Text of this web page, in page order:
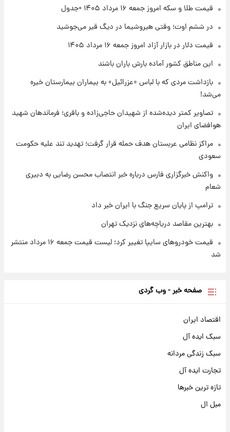
۱ روز پیش
امروز پنجشنبه ۱۵ مرداد ۱۴۰۵ +جدول
قیمت طلا و سکه امروز پنجشنبه ۱۵ مرداد ۱۴۰۵
شارژ جدید کالابرگ برای سه دهک؛ جزئیات اعلام
قیمت طلا و سکه امروز جمعه ۱۶ مرداد ۱۴۰۵ +جدول
در ششم اوت؛ وقتی هیروشیما در دیگ قیر می‌جوشید
قیمت دلار در بازار آزاد امروز جمعه ۱۶ مرداد ۱۴۰۵
این مناطق کشور آماده بارش باران باشند
بازداشت مردی که با لباس «عزرائیل» به بیماران بیمارستان خیره
می‌شد!
تصاویر کمتر دیده‌شده از شهیدان حاجی‌زاده و باقری؛ فرماندهان شهید
هوافضای ایران
مراکز نظامی عربستان هدف حمله قرار گرفت؛ تهدید تند علیه حکومت
سعودی
واکنش خبرگزاری فارس درباره خبر انتصاب محسن رضایی به دبیری
شعام
ترامپ از پایان سریع جنگ با ایران خبر داد
بهترین مقاصد دریاچه‌های نزدیک تهران
قیمت خودروهای سایپا تغییر کرد؛ لیست قیمت جمعه ۱۶ مرداد منتشر
شد
صفحه خبر - وب گردی
اقتصاد ایران
سبک ایده آل
سبک زندگی مردانه
تجارت ایده آل
تازه ترین خبرها
مبل ال